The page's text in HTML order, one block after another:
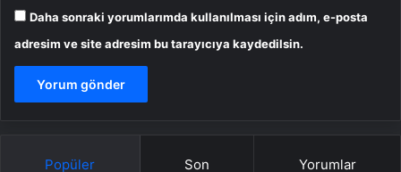
Daha sonraki yorumlarımda kullanılması için adım, e-posta
adresim ve site adresim bu tarayıcıya kaydedilsin.
Popüler Son Yorumlar